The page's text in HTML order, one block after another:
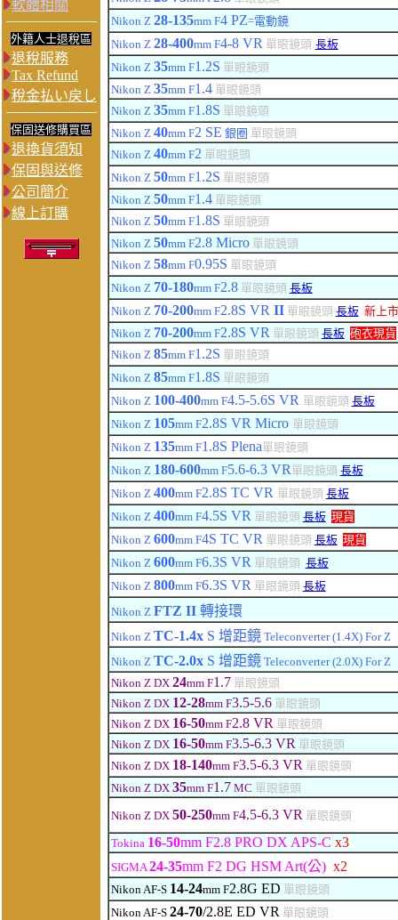
軟體相關
外籍人士退稅區
退稅服務
Tax Refund
稅金払い戻し
保固送修購買區
退換貨須知
保固與送修
公司簡介
線上訂購
Nikon Z 28-135mm F4 PZ=電動鏡
Nikon Z 28-400mm F4-8 VR 單眼鏡頭 長板
Nikon Z 35mm F1.2S 單眼鏡頭
Nikon Z 35mm F1.4 單眼鏡頭
Nikon Z 35mm F1.8S 單眼鏡頭
Nikon Z 40mm F2 SE 銀圈 單眼鏡頭
Nikon Z 40mm F2 單眼鏡頭
Nikon Z 50mm F1.2S 單眼鏡頭
Nikon Z 50mm F1.4 單眼鏡頭
Nikon Z 50mm F1.8S 單眼鏡頭
Nikon Z 50mm F2.8Micro 單眼鏡頭
Nikon Z 58mm F0.95S 單眼鏡頭
Nikon Z 70-180mm F2.8 單眼鏡頭 長板
Nikon Z 70-200mm F2.8S VR II 單眼鏡頭 長板 新上市
Nikon Z 70-200mm F2.8S VR 單眼鏡頭 長板 砲衣現貨
Nikon Z 85mm F1.2S 單眼鏡頭
Nikon Z 85mm F1.8S 單眼鏡頭
Nikon Z 100-400mm F4.5-5.6S VR 單眼鏡頭 長板
Nikon Z 105mm F2.8S VR Micro 單眼鏡頭
Nikon Z 135mm F1.8S Plena單眼鏡頭
Nikon Z 180-600mm F5.6-6.3 VR單眼鏡頭 長板
Nikon Z 400mm F2.8S TC VR 單眼鏡頭 長板
Nikon Z 400mm F4.5S VR 單眼鏡頭 長板 現貨
Nikon Z 600mm F4S TC VR 單眼鏡頭 長板 現貨
Nikon Z 600mm F6.3S VR 單眼鏡頭 長板
Nikon Z 800mm F6.3S VR 單眼鏡頭 長板
Nikon Z FTZ II轉接環
Nikon Z TC-1.4x S 增距鏡Teleconverter (1.4X) For Z
Nikon Z TC-2.0x S 增距鏡Teleconverter (2.0X) For Z
Nikon Z DX 24mm F1.7 單眼鏡頭
Nikon Z DX 12-28mm F3.5-5.6 單眼鏡頭
Nikon Z DX 16-50mm F2.8 VR 單眼鏡頭
Nikon Z DX 16-50mm F3.5-6.3 VR 單眼鏡頭
Nikon Z DX 18-140mm F3.5-6.3 VR 單眼鏡頭
Nikon Z DX 35mm F1.7MC 單眼鏡頭
Nikon Z DX 50-250mm F4.5-6.3VR 單眼鏡頭
Tokina 16-50mm F2.8 PRO DX APS-C x3
SIGMA24-35mm F2 DG HSM Art(公)x2
Nikon AF-S 14-24mm F2.8G ED 單眼鏡頭
Nikon AF-S 24-70/2.8E ED VR 單眼鏡頭